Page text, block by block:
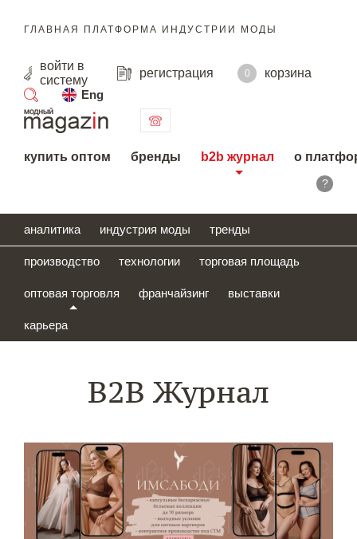
ГЛАВНАЯ ПЛАТФОРМА ИНДУСТРИИ МОДЫ
войти в
систему
регистрация 0
корзина
Eng
поиск
купить оптом бренды b2b журнал о
?
аналитика индустрия моды тренды
производство технологии торговая площадь
оптовая торговля франчайзинг выставки
карьера
B2B Журнал